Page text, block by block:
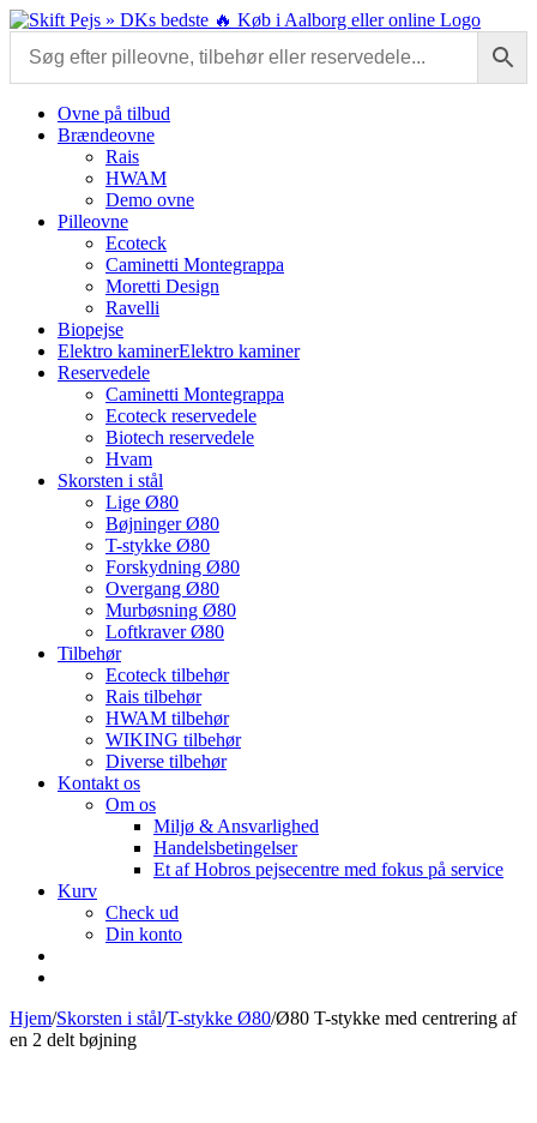
Skip
content
Ovne på tilbud
Brændeovne
Rais
HWAM
Demo ovne
Pilleovne
Ecoteck
Caminetti Montegrappa
Moretti Design
Ravelli
Biopejse
Elektro kaminerElektro kaminer
Reservedele
Caminetti Montegrappa
Ecoteck reservedele
Biotech reservedele
Hvam
Skorsten i stål
Lige Ø80
Bøjninger Ø80
T-stykke Ø80
Forskydning Ø80
Overgang Ø80
Murbøsning Ø80
Loftkraver Ø80
Tilbehør
Ecoteck tilbehør
Rais tilbehør
HWAM tilbehør
WIKING tilbehør
Diverse tilbehør
Kontakt os
Om os
Miljø & Ansvarlighed
Handelsbetingelser
Et af Hobros pejsecentre med fokus på service
Kurv
Check ud
Din konto
Hjem/Skorsten i stål/T-stykke Ø80/Ø80 T-stykke med centrering af
en 2 delt bøjning